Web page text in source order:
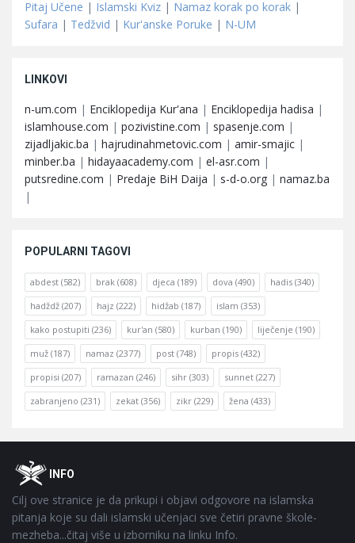
Pitaj Učene | Islamski Kviz | Namaz korak po korak |
Sufara | Tedžvid | Kur'anske Poruke | N-UM
LINKOVI
n-um.com | Enciklopedija Kur'ana | Enciklopedija hadisa |
islamhouse.com | pozivistine.com | spasenje.com |
zijadljakic.ba | hajrudinahmetovic.com | amir-smajic |
minber.ba | hidayaacademy.com | el-asr.com |
putsredine.com | Predaje BiH Daija | s-d-o.org | namaz.ba
|
POPULARNI TAGOVI
abdest (582) brak (608) djeca (189) dova (490) hadis (340)
hadždž (207) hajz (222) hidžab (187) islam (353)
kako postupiti (236) kur'an (580) kurban (190) liječenje (190)
muž (187) namaz (2377) post (748) propis (432)
propisi (207) ramazan (246) sihr (303) sunnet (227)
zabranjeno (231) zekat (356) zikr (229) žena (433)
FooterOINFO
Cilj ove stranice je da prikupi i objavi odgovore na islamska
pitanja koje su dali islamski učenjaci sve četiri pravne škole-
mezheba...čitaj više u izborniku na linku Info.